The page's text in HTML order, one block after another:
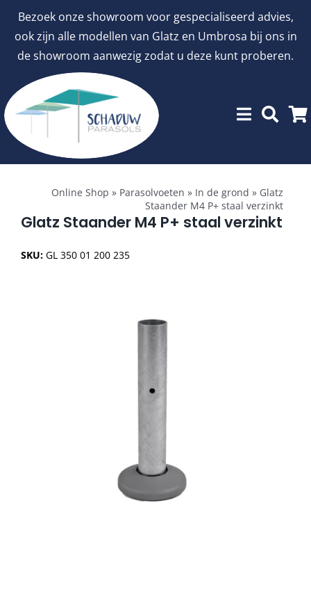
Bezoek onze showroom voor gespecialiseerd advies,
ook zijn alle modellen van Glatz en Umbrosa bij ons in
de showroom aanwezig zodat u deze kunt proberen.
inhoud
Toggle
aanbiedingen
Online Shop » Parasolvoeten » In de grond » Glatz
Staander M4 P+ staal verzinkt
Glatz Staander M4 P+ staal verzinkt
SKU: GL 350 01 200 235